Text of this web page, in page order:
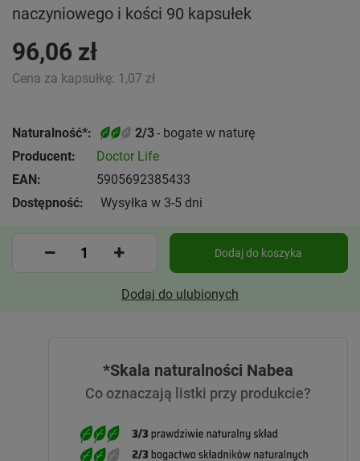
naczyniowego i kości 90 kapsułek
Dostępność: Wysyłka w 3-5 dni
96,06 zł
Cena za kapsułkę: 1,07 zł
Dodaj do koszyka
Dodaj do ulubionych
Naturalność*: 2/3- bogate w naturę
Producent:
Doctor Life
EAN:
5905692385433
*Skala naturalności Nabea
Co oznaczają listki przy produkcie?